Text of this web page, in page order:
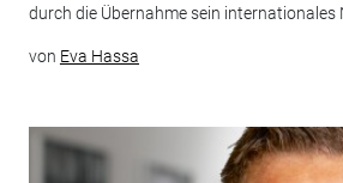
durch die Übernahme sein internationales
von Eva Hassa